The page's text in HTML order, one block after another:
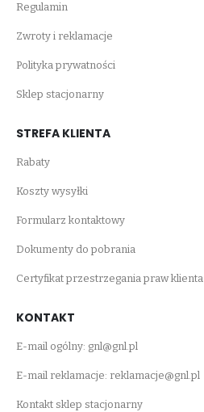
Regulamin
Zwroty i reklamacje
Polityka prywatności
Sklep stacjonarny
STREFA KLIENTA
Rabaty
Koszty wysyłki
Formularz kontaktowy
Dokumenty do pobrania
Certyfikat przestrzegania praw klienta
KONTAKT
E-mail ogólny: gnl@gnl.pl
E-mail reklamacje: reklamacje@gnl.pl
Kontakt sklep stacjonarny